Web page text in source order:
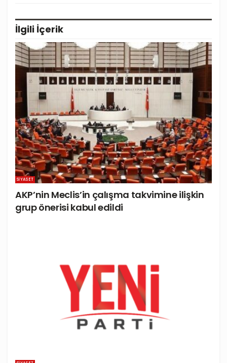
İlgili İçerik
SIYASET
AKP’nin Meclis’in çalışma takvimine ilişkin
grup önerisi kabul edildi